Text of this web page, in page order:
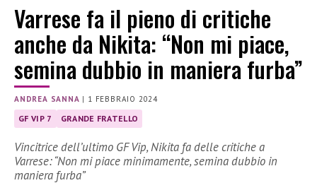
Varrese fa il pieno di critiche
anche da Nikita: “Non mi piace,
semina dubbio in maniera furba”
ANDREA SANNA | 1 FEBBRAIO 2024
GF VIP 7 GRANDE FRATELLO
Vincitrice dell’ultimo GF Vip, Nikita fa delle critiche a
Varrese: “Non mi piace minimamente, semina dubbio in
maniera furba”